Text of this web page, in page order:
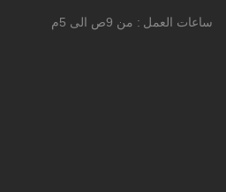
ساعات العمل من 9ص الى 5م